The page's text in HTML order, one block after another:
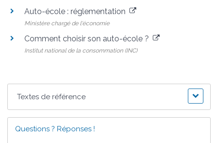
Auto-école : réglementation
Ministère chargé de l'économie
Comment choisir son auto-école ?
Institut national de la consommation (INC)
Textes de référence
Questions ? Réponses !